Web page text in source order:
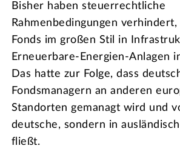
Bisher haben steuerrechtliche
Rahmenbedingungen
Fonds im großen Stil in
Erneuerbare-Energien-Anlagen
Das hatte zur Folge, dass
Fondsmanagern an anderen
Standorten gemanagt wird und
deutsche, sondern in
fließt.